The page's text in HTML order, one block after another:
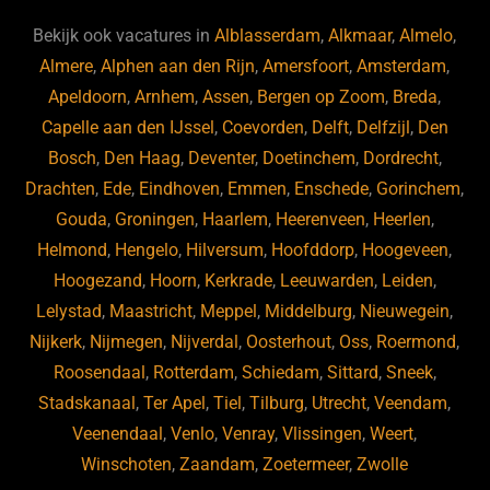
b
o
o
k
ky dI
n
Bekijk ook vacatures inAlblasserdam,Alkmaar,Almelo,
Almere,Alphen aan den Rijn,Amersfoort,Amsterdam,
Apeldoorn,Arnhem,Assen, Bergen op Zoom, Breda,
Capelle aan den IJssel, Coevorden, Delft, Delfzijl, Den
Bosch, Den Haag, Deventer, Doetinchem, Dordrecht,
Drachten, Ede, Eindhoven, Emmen, Enschede, Gorinchem,
Gouda, Groningen, Haarlem, Heerenveen, Heerlen,
Helmond, Hengelo, Hilversum, Hoofddorp, Hoogeveen,
Hoogezand, Hoorn, Kerkrade, Leeuwarden, Leiden,
Lelystad, Maastricht, Meppel, Middelburg, Nieuwegein,
Nijkerk, Nijmegen, Nijverdal, Oosterhout, Oss, Roermond,
Roosendaal, Rotterdam, Schiedam, Sittard, Sneek,
Stadskanaal,Ter Apel,Tiel,Tilburg, Utrecht,Veendam,
Veenendaal,Venlo,Venray,Vlissingen,Weert,
Winschoten,Zaandam,Zoetermeer,Zwolle